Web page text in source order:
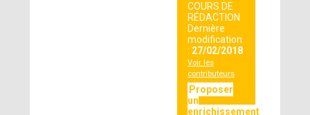
COURS DE
RÉDACTION
Dernière
modification
: 27/02/2018
Voir les
contributeurs
Proposer
un
enrichissement